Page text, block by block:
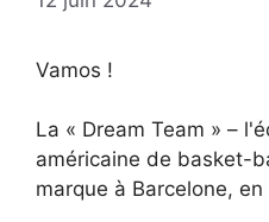
Vamos !
La « Dream Team » –
américaine de basket-
marque à Barcelone, en